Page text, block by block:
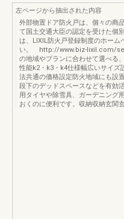
左ページから抽出された内容
外部物置ドア防火戸は、個々の商
て国土交通大臣の認定を受けた個
は、LIXIL防火戸登録制度のホーム
い。 http://www.biz-lixil.com/
の地域やプランに合わせて選べる
性能k2・k3・k4仕様幅広いサイズ
法共通の価格設定防火地域にも設
段下のデッドスペースなどを有効
用タイヤや除雪具、ガーデニング
おくのに便利です。収納収納玄関